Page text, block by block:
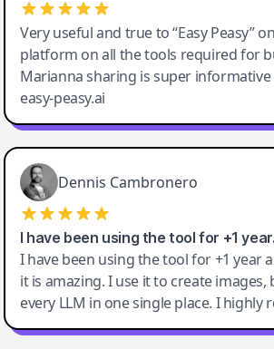
Very useful and true to “Easy Peasy”
platform on all the tools required for
Marianna sharing is super
easy-peasy.ai
Dennis Cambronero
I have been using the tool for +1
I have been using the tool for +1 year
it is amazing. I use it to create images,
every LLM in one single place. I highly